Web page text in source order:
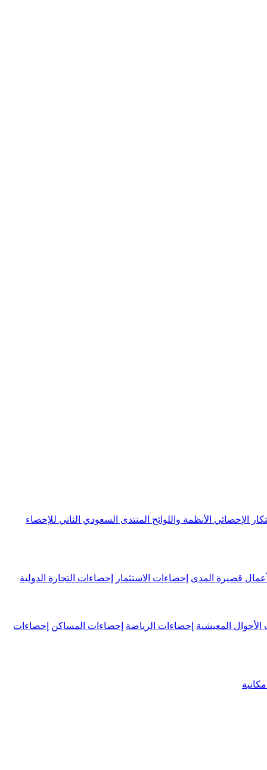
الإحصائي الأنظمة واللوائح المنتدى السعودي الثاني للإحصاء
قصيرة المدى إحصاءات الاستثمار إحصاءات التجارة الدولية
الأحوال المعيشية إحصاءات الرياضة إحصاءات المساكن إحصاءات